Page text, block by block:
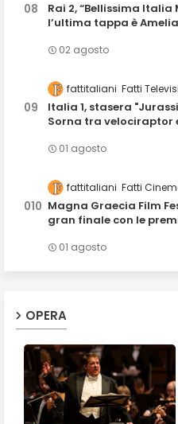
Rai 2, “Bellissima Italia
l’ultima tappa è Amelia
02 agosto
fattitaliani Fatti
Italia 1, stasera
Sorna tra velociraptor
01 agosto
fattitaliani Fatti
Magna Graecia Film
gran finale con le
01 agosto
OPERA